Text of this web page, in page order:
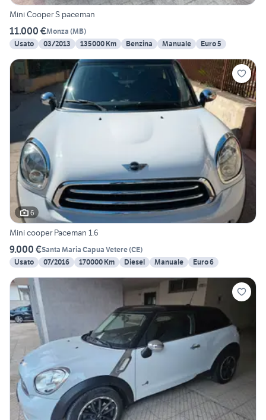
Mini Cooper S paceman
11.000 €Monza (MB)
Usato
03/2013 135000 Km Benzina Manuale Euro 5
6
Mini cooper Paceman 1.6
9.000 €Santa Maria Capua Vetere(CE)
Usato
07/2016 170000 Km Diesel Manuale Euro 6